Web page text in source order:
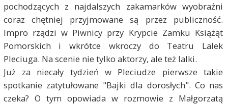
pochodzących z najdalszych zakamarków wyobraźni
coraz chętniej przyjmowane są przez publiczność.
Impro rządzi w Piwnicy przy Krypcie Zamku Książąt
Pomorskich i wkrótce wkroczy do Teatru Lalek
Pleciuga. Na scenie nie tylko aktorzy, ale też lalki.
Już za niecały tydzień w Pleciudze pierwsze takie
spotkanie zatytułowane "Bajki dla dorosłych". Co nas
czeka? O tym opowiada w rozmowie z Małgorzatą